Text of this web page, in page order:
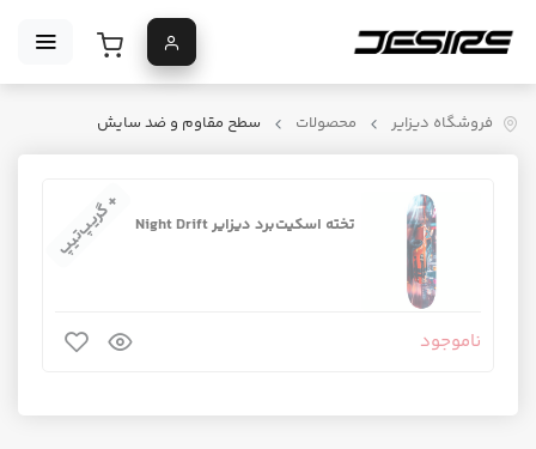
فروشگاه دیزایر محصولات سطح مقاوم و ضد سایش
تخته اسکیت‌برد دیزایر Night Drift
ناموجود
+ گریپ‌تیپ